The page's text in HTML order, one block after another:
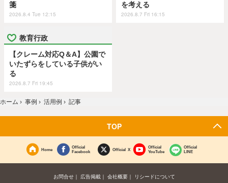
箋
2026.8.4 Tue 12:15
を考える
2026.8.7 Fri 16:15
教育行政
【クレーム対応Q＆A】公園で
いたずらをしている子供がい
る
2026.8.7 Fri 19:45
ホーム › 事例 › 活用例 › 記事
TOP
Home
Official
Facebook
Official X
Official
YouTube
Official
LINE
お問合せ 広告掲載 会社概要 リシードについて